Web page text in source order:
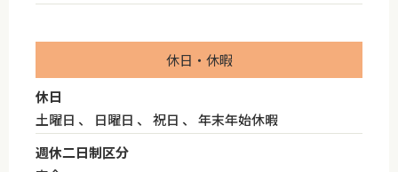
休日・休暇
休日
土曜日 、 日曜日 、 祝日 、 年末年始休暇
週休二日制区分